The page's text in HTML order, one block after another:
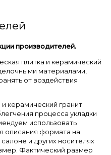
производителей.
плитка и керамический
материалами,
от воздействия
керамический гранит
процесса укладки
использовать
описания формата на
и других носителях
Фактический размер